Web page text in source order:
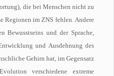
die bei Menschen nicht zu
Regionen im ZNS fehlen. Andere
Bewusstseins und der Sprache,
und Ausdehnung des
Gehirn hat, im Gegensatz
verschiedene extreme